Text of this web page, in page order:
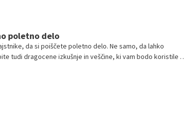
poletno delo
da si poiščete poletno delo. Ne samo, da lahko
tudi dragocene izkušnje in veščine, ki vam bodo koristile v